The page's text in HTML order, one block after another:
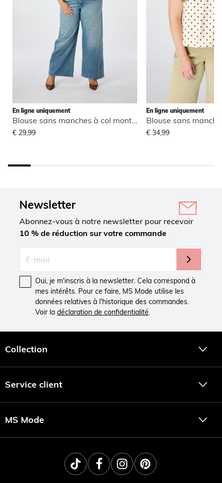
En ligne uniquement
€ 29,99
En ligne uniquement
€ 34,99
Newsletter
Abonnez-vous à notre newsletter pour recevoir
10 % de réduction sur votre commande
Oui, je m'inscris à la newsletter. Cela correspond à
mes intérêts. Pour ce faire, MS Mode utilise les
données relatives à l'historique des commandes.
Voir la déclaration de confidentialité.
Collection
Service client
MS Mode